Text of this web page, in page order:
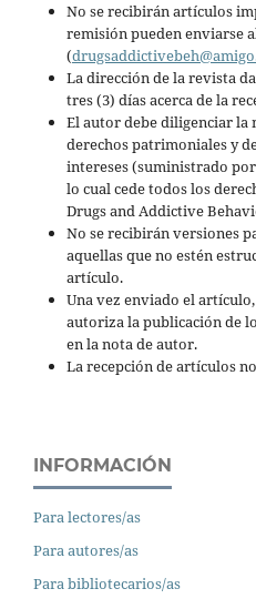
No se recibirán artículos
remisión pueden enviarse
(
La dirección de la revista
tres (3) días acerca de la
El autor debe diligenciar la
derechos patrimoniales y
intereses (suministrado
lo cual cede todos los
Drugs and Addictive
No se recibirán versiones
aquellas que no estén
artículo.
Una vez enviado el
autoriza la publicación de
en la nota de autor.
La recepción de artículos
INFORMACIÓN
Para lectores/as
Para autores/as
Para bibliotecarios/as